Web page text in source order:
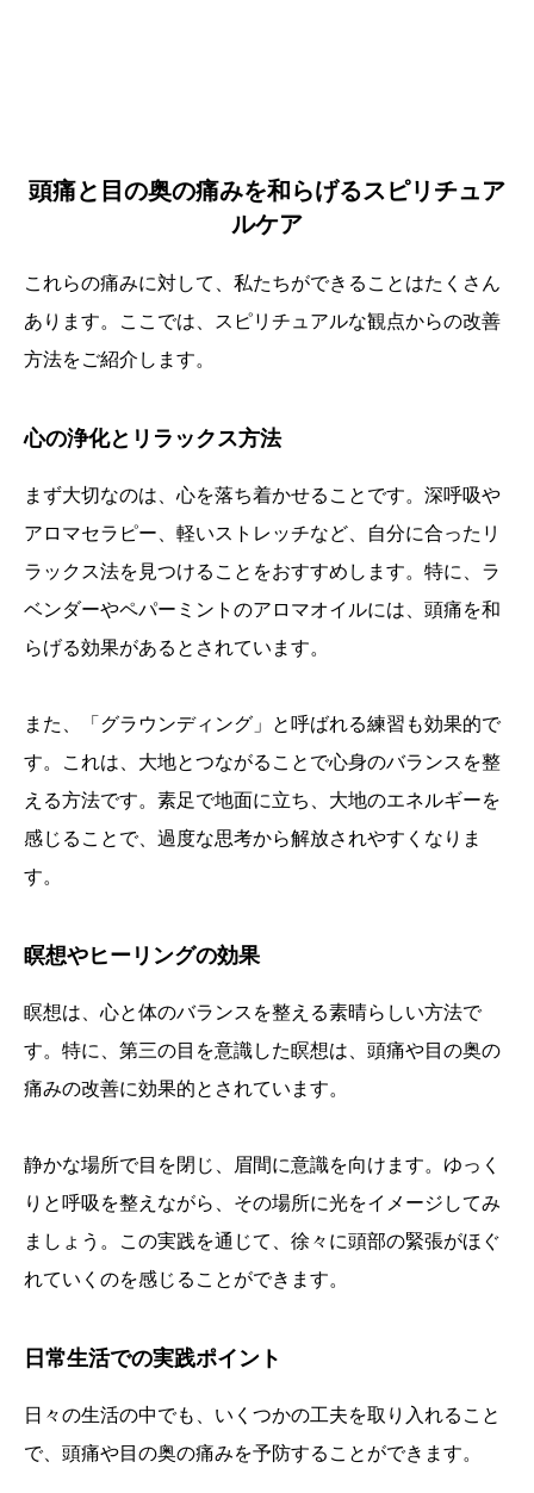
頭痛と目の奥の痛みを和らげるスピリチュア
ルケア
これらの痛みに対して、私たちができることはたくさん
あります。ここでは、スピリチュアルな観点からの改善
方法をご紹介します。
心の浄化とリラックス方法
まず大切なのは、心を落ち着かせることです。深呼吸や
アロマセラピー、軽いストレッチなど、自分に合ったリ
ラックス法を見つけることをおすすめします。特に、ラ
ベンダーやペパーミントのアロマオイルには、頭痛を和
らげる効果があるとされています。
また、「グラウンディング」と呼ばれる練習も効果的で
す。これは、大地とつながることで心身のバランスを整
える方法です。素足で地面に立ち、大地のエネルギーを
感じることで、過度な思考から解放されやすくなりま
す。
瞑想やヒーリングの効果
瞑想は、心と体のバランスを整える素晴らしい方法で
す。特に、第三の目を意識した瞑想は、頭痛や目の奥の
痛みの改善に効果的とされています。
静かな場所で目を閉じ、眉間に意識を向けます。ゆっく
りと呼吸を整えながら、その場所に光をイメージしてみ
ましょう。この実践を通じて、徐々に頭部の緊張がほぐ
れていくのを感じることができます。
日常生活での実践ポイント
日々の生活の中でも、いくつかの工夫を取り入れること
で、頭痛や目の奥の痛みを予防することができます。